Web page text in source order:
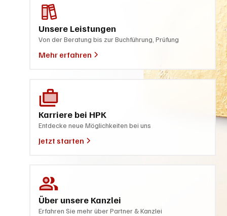
Unsere Leistungen
Von der Beratung bis zur Buchführung, Prüfung
Mehr erfahren
Karriere bei HPK
Entdecke neue Möglichkeiten bei uns
Jetzt starten
Über unsere Kanzlei
Erfahren Sie mehr über Partner & Kanzlei